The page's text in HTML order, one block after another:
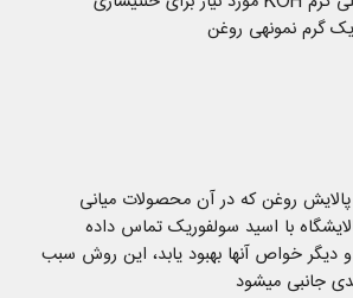
گرم نمونهی روغن
روغن که در آن محصولات میانی
با اسید سولفوریک تماس داده
دیگر خواص آنها بهبود یابد، این روش سبب
جانبی میشود